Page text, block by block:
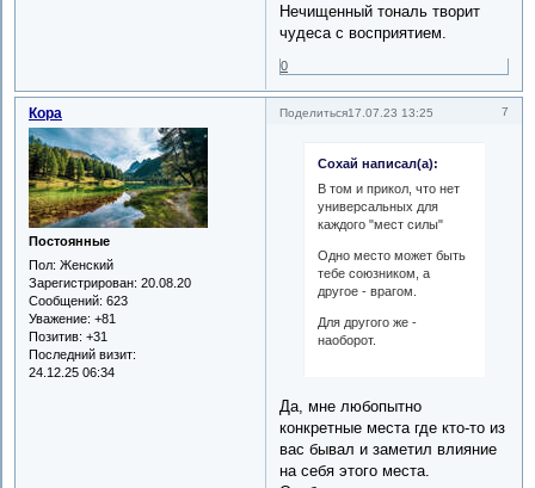
Нечищенный тональ творит
чудеса с восприятием.
0
Поделиться 7
17.07.23 13:25
Кора
Постоянные
Пол: Женский
Зарегистрирован: 20.08.20
Сообщений: 623
Уважение: +81
Позитив: +31
Последний визит:
24.12.25 06:34
Сохай написал(а):
В том и прикол, что нет
универсальных для
каждого "мест силы"
Одно место может быть
тебе союзником, а
другое - врагом.
Для другого же -
наоборот.
Да, мне любопытно
конкретные места где кто-то из
вас бывал и заметил влияние
на себя этого места.